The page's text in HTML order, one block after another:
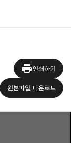
인쇄하기
원본파일 다운로드